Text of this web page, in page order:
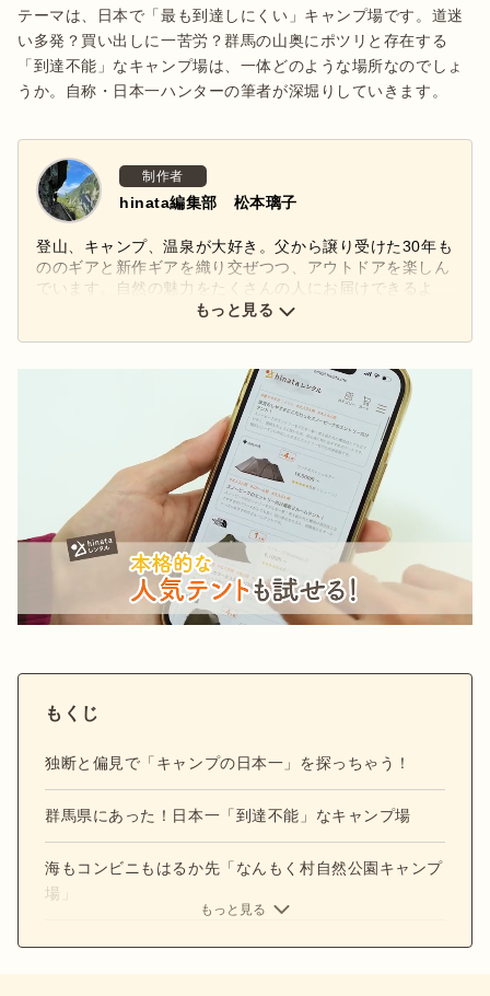
テーマは、日本で「最も到達しにくい」キャンプ場です。道迷
い多発？買い出しに一苦労？群馬の山奥にポツリと存在する
「到達不能」なキャンプ場は、一体どのような場所なのでしょ
うか。自称・日本一ハンターの筆者が深堀りしていきます。
制作者
hinata編集部 松本璃子
登山、キャンプ、温泉が大好き。父から譲り受けた30年も
ののギアと新作ギアを織り交ぜつつ、アウトドアを楽しん
でいます。自然の魅力をたくさんの人にお届けできるよ
もっと見る
もくじ
独断と偏見で「キャンプの日本一」を探っちゃう！
群馬県にあった！日本一「到達不能」なキャンプ場
海もコンビニもはるか先「なんもく村自然公園キャンプ
場」
もっと見る